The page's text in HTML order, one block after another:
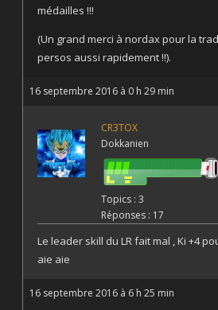
médailles !!!
(Un grand merci à nordax pour la
persos aussi rapidement !!).
16 septembre 2016 à 0 h 29 min
CR3TOX
Dokkanien
Topics : 3
Réponses : 17
Le leader skill du LR fait mal , Ki +4
aie aie
16 septembre 2016 à 6 h 25 min